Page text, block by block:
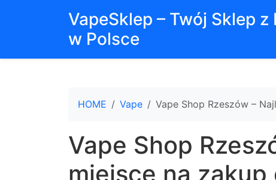
VapeSklep – Twój Sklep
w Polsce
HOME Vape Vape Shop Rzeszów –
Vape Shop
miejsce na